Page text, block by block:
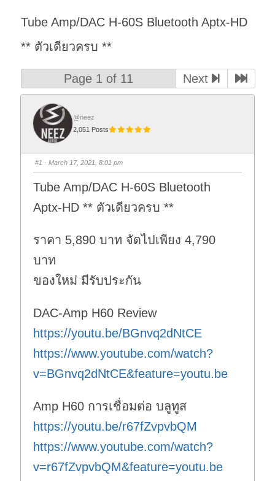
Tube Amp/DAC H-60S Bluetooth Aptx-HD
** ตัวเดียวครบ **
Page 1 of 11 Next
@neez
2,051 Posts
#1 · March 17, 2021, 8:01 pm
Tube Amp/DAC H-60S Bluetooth
Aptx-HD ** ตัวเดียวครบ **
ราคา 5,890 บาท จัดไปเพียง 4,790
บาท
ของใหม่ มีรับประกัน
DAC-Amp H60 Review
https://youtu.be/BGnvq2dNtCE
https://www.youtube.com/watch?
v=BGnvq2dNtCE&feature=youtu.be
Amp H60 การเชื่อมต่อ บลูทูส
https://youtu.be/r67fZvpvbQM
https://www.youtube.com/watch?
v=r67fZvpvbQM&feature=youtu.be